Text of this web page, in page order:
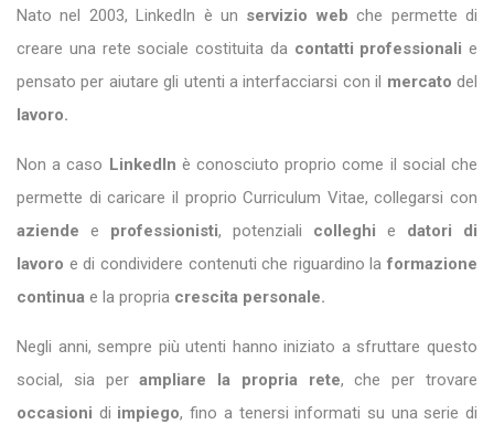
Nato nel 2003, LinkedIn è un servizio web che permette di
creare una rete sociale costituita da contatti professionali e
pensato per aiutare gli utenti a interfacciarsi con il mercatodel
lavoro.
Non a caso LinkedIn è conosciuto proprio come il social che
permette di caricare il proprio Curriculum Vitae, collegarsi con
aziende e professionisti, potenziali colleghi e datori di
lavoro e di condividere contenuti che riguardino laformazione
continua e la propria crescita personale.
Negli anni, sempre più utenti hanno iniziato a sfruttare questo
social, sia perampliare la propria rete, che per trovare
occasioni di impiego, fino a tenersi informati su una serie di